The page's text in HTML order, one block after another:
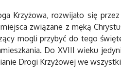
Krzyżowa, rozwijało się
związane z męką
mogli przybyć do tego
Do XVIII wieku
Drogi Krzyżowej we